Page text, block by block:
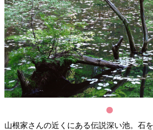
山根家さんの近くにある伝説深い池。石